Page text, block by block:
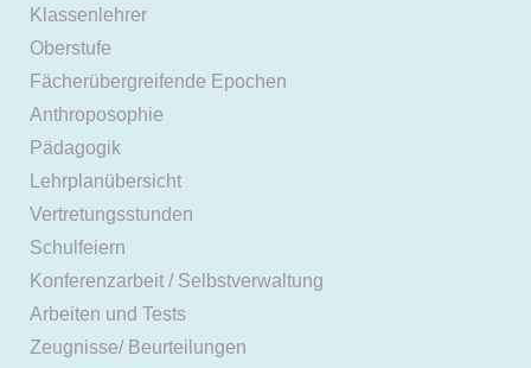
Klassenlehrer
Oberstufe
Fächerübergreifende Epochen
Anthroposophie
Pädagogik
Lehrplanübersicht
Vertretungsstunden
Schulfeiern
Konferenzarbeit / Selbstverwaltung
Arbeiten und Tests
Zeugnisse/ Beurteilungen